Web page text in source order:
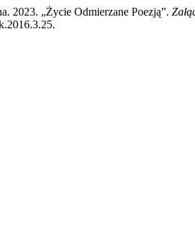
2023. „Życie Odmierzane Poezją”.